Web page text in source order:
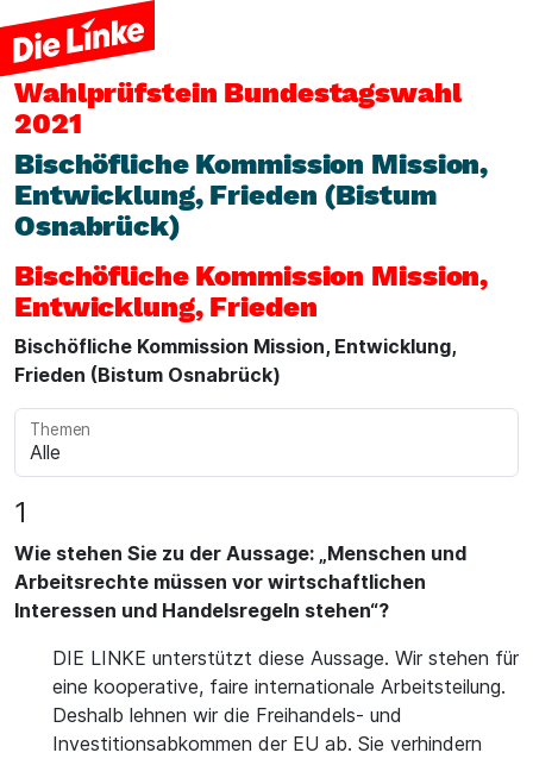
Wahlprüfstein Bundestagswahl
2021
Bischöfliche Kommission Mission,
Entwicklung, Frieden (Bistum
Osnabrück)
Bischöfliche Kommission Mission,
Entwicklung, Frieden
Bischöfliche Kommission Mission, Entwicklung,
Frieden (Bistum Osnabrück)
Themen
1
Wie stehen Sie zu der Aussage: „Menschen und
Arbeitsrechte müssen vor wirtschaftlichen
Interessen und Handelsregeln stehen“?
DIE LINKE unterstützt diese Aussage. Wir stehen für
eine kooperative, faire internationale Arbeitsteilung.
Deshalb lehnen wir die Freihandels- und
Investitionsabkommen der EU ab. Sie verhindern